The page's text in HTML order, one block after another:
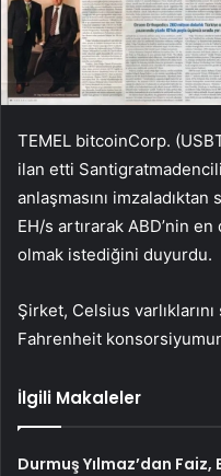
TEMEL bitcoinCorp.
ilan etti Santigrat
anlaşmasını
EH/s artırarak ABD’nin
olmak istediğini duyurdu.
Şirket, Celsius
Fahrenheit
İlgili Makaleler
Durmuş Yılmaz’dan